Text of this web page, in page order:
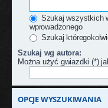
Szukaj wszystkich
wprowadzonego
Szukaj
Szukaj wg autora:
Można użyć gwiazdki (*)
OPCJE WYSZUKIWANIA